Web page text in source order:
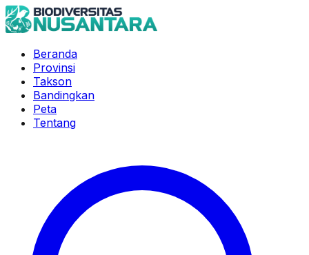
Beranda
Provinsi
Takson
Bandingkan
Peta
Tentang